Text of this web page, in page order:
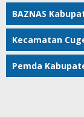
BAZNAS
Kecamatan
Pemda